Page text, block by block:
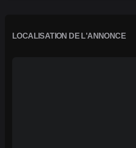
LOCALISATION DE L'ANNONCE